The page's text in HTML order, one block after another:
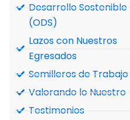
Desarrollo Sostenible
(ODS)
Lazos con Nuestros
Egresados
Semilleros de Trabajo
Valorando lo Nuestro
Testimonios